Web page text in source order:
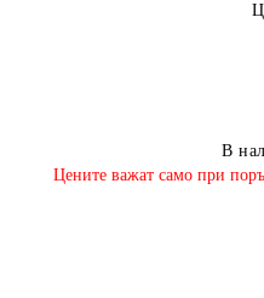
В
​Цените важат само при